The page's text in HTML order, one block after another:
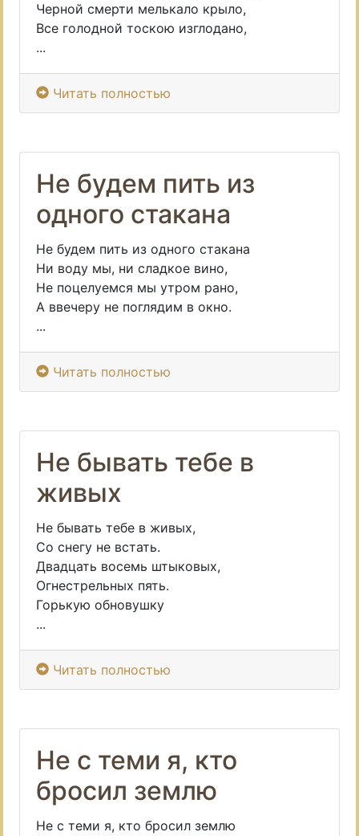
Черной смерти мелькало крыло,
Все голодной тоскою изглодано,
...
Читать полностью
Не будем пить из
одного стакана
Не будем пить из одного стакана
Ни воду мы, ни сладкое вино,
Не поцелуемся мы утром рано,
А ввечеру не поглядим в окно.
...
Читать полностью
Не бывать тебе в
живых
Не бывать тебе в живых,
Со снегу не встать.
Двадцать восемь штыковых,
Огнестрельных пять.
Горькую обновушку
...
Читать полностью
Не с теми я, кто
бросил землю
Не с теми я, кто бросил землю